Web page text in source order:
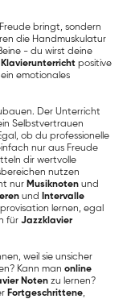
bringt, sondern
die Handmuskulatur
- du wirst deine
Klavierunterricht positive
emotionales
Der Unterricht
Selbstvertrauen
ob du professionelle
nur aus Freude
dir wertvolle
nutzen
nur Musiknoten und
und
Intervalle
lernen, egal
fürJazzklavier
weil sie unsicher
Kann manonline
Noten zu lernen?
Fortgeschrittene,